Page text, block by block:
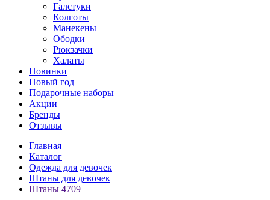
Галстуки
Колготы
Манекены
Ободки
Рюкзачки
Халаты
Новинки
Новый год
Подарочные наборы
Акции
Бренды
Отзывы
Главная
Каталог
Одежда для девочек
Штаны для девочек
Штаны 4709